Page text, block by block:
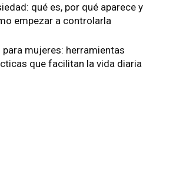
qué es, por qué aparece y
empezar a controlarla
para mujeres: herramientas
que facilitan la vida diaria